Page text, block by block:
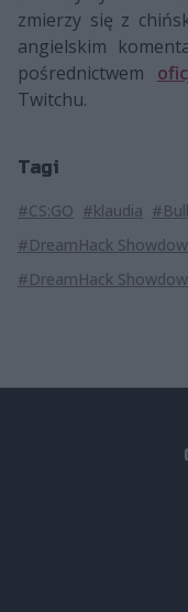
zmierzy się z
angielskim
pośrednictwem
Twitchu.
Tagi
#CS:GO #klaudia
#DreamHack
#DreamHack